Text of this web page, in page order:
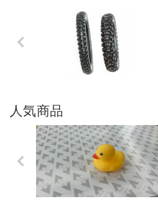
Previo
us
人気商品
Previo
us